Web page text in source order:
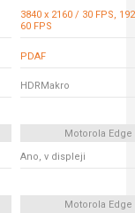
3840 x 2160 / 30 FPS,
60 FPS
PDAF
HDRMakro
Motorola Edge
Ano, v displeji
Motorola Edge